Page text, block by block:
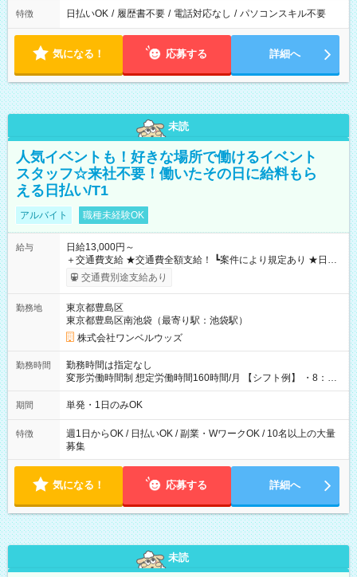
特徴 日払いOK / 履歴書不要 / 電話対応なし / パソコンスキル不要
気になる！ 応募する 詳細へ
未読
人気イベントも！好きな場所で働けるイベント
スタッフ☆来社不要！働いたその日に給料もら
える日払い/T1
アルバイト 職種未経験OK
給与
日給13,000円～
＋交通費支給 ★交通費全額支給！ ┗案件により規定あり ★日払
いOK！（規定あり） ┗働いたその日に現金GET♪ お仕事後はコ
ンビニATMから 日払い分を引き落とせます！ 【試用期間】試
交通費別途支給あり
勤務地
東京都豊島区
東京都豊島区南池袋（最寄り駅：池袋駅）
株式会社ワンベルウッズ
勤務時間
勤務時間は指定なし
変形労働時間制 想定労働時間160時間/月 【シフト例】 ・8：00
～21：00
期間 単発・1日のみOK
特徴
週1日からOK / 日払いOK / 副業・WワークOK / 10名以上の大量
募集
気になる！ 応募する 詳細へ
未読